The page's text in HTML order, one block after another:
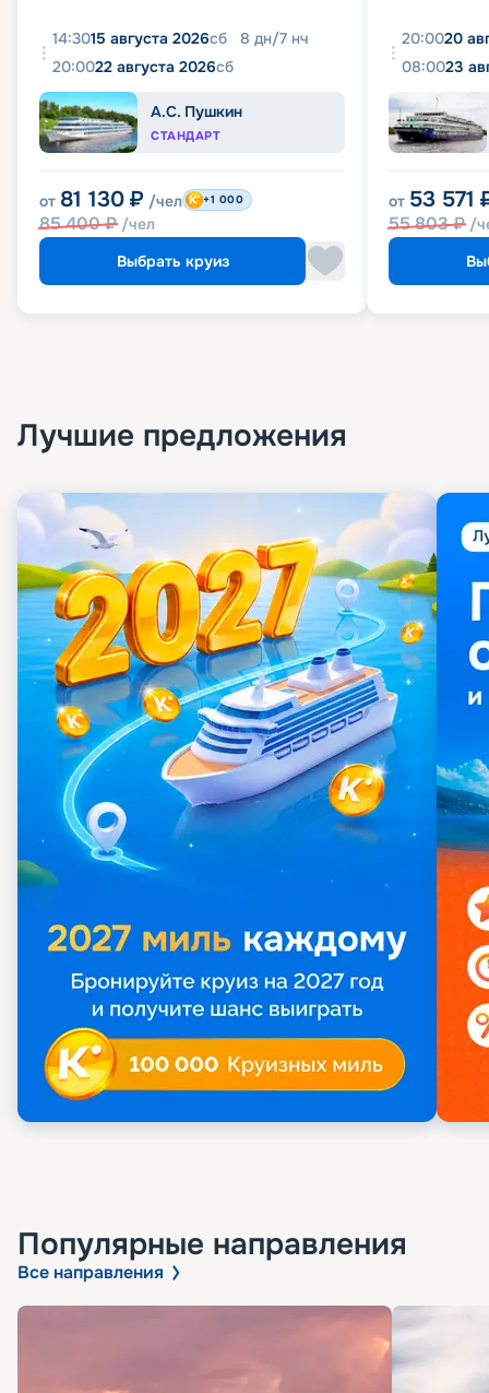
14:3015 августа 2026сб 8 дн/7 нч
20:0022 августа 2026сб
А.С. Пушкин
СТАНДАРТ
от 81 130 ₽ /чел
85 400₽ /чел
+1 000
Выбрать круиз
20:0020
08:0023
от 53 571
55 803₽ /
Лучшие предложения
Популярные направления
Все направления